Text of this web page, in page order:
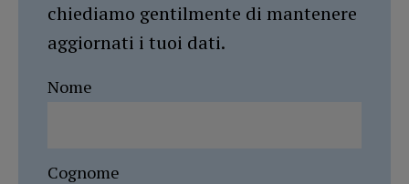
chiediamo gentilmente di mantenere
aggiornati i tuoi dati.
Nome
Cognome